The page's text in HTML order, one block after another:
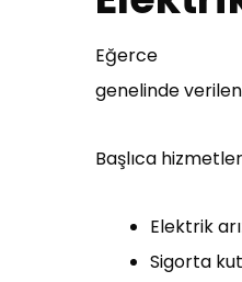
Eğerce
genelinde
Başlıca
Elektrik
Sigorta